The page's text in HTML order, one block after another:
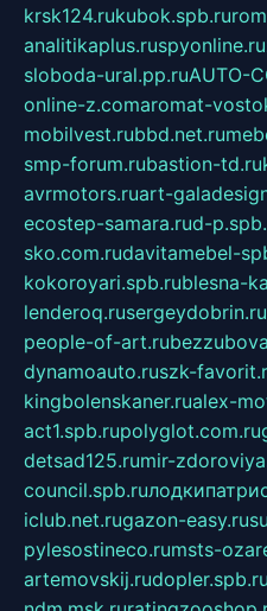
krsk124.rukubok.spb.ru
analitikaplus.ruspyonline.ru
sloboda-ural.pp.ruAUTO-
online-z.comaromat-
mobilvest.rubbd.net.ru
smp-forum.rubastion-td.ru
avrmotors.ruart-
ecostep-samara.rud-
sko.com.rudavitamebel-
kokoroyari.spb.rublesna-
lenderoq.rusergeydobrin.ru
people-of-art.ru
dynamoauto.ruszk-
kingbolenskaner.rualex-
act1.spb.rupolyglot.com.ru
detsad125.rumir-
council.spb.ru
iclub.net.rugazon-easy.ru
pylesostineco.rumsts-
artemovskij.rudopler.spb.ru